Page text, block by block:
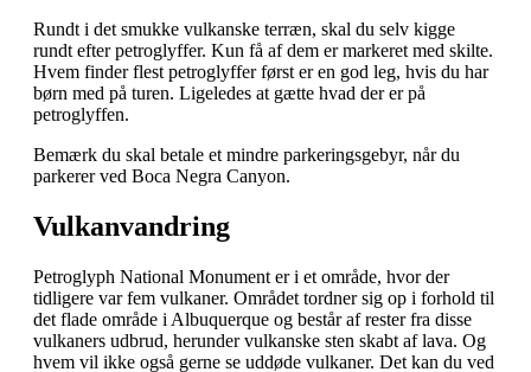
Rundt i det smukke vulkanske terræn, skal du selv kigge
rundt efter petroglyffer. Kun få af dem er markeret med skilte.
Hvem finder flest petroglyffer først er en god leg, hvis du har
børn med på turen. Ligeledes at gætte hvad der er på
petroglyffen.
Bemærk du skal betale et mindre parkeringsgebyr, når du
parkerer ved Boca Negra Canyon.
Vulkanvandring
Petroglyph National Monument er i et område, hvor der
tidligere var fem vulkaner. Området tordner sig op i forhold til
det flade område i Albuquerque og består af rester fra disse
vulkaners udbrud, herunder vulkanske sten skabt af lava. Og
hvem vil ikke også gerne se uddøde vulkaner. Det kan du ved